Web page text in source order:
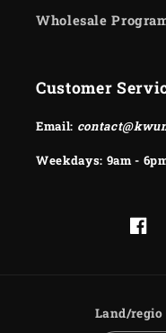
Wholesale
Customer
Email:
Weekdays: 9am -
Land/regio